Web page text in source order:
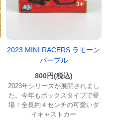
2023 MINI RACERS ラモーン
パープル
800円(税込)
2023年シリーズが展開されまし
た。今年もボックスタイプで登
場！全長約４センチの可愛いダ
イキャストカー